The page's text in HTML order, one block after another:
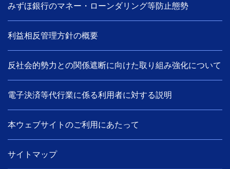
みずほ銀行のマネー・ローンダリング等防止態勢
利益相反管理方針の概要
反社会的勢力との関係遮断に向けた取り組み強化について
電子決済等代行業に係る利用者に対する説明
本ウェブサイトのご利用にあたって
サイトマップ